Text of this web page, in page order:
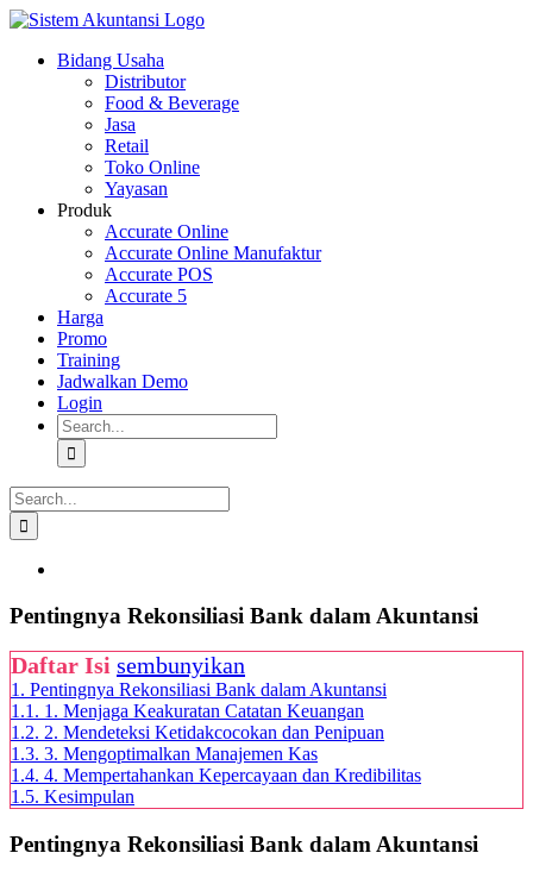
Skip
contentBidang Usaha
Distributor
Food & Beverage
Jasa
Retail
Toko Online
Yayasan
Produk
Accurate Online
Accurate Online Manufaktur
Accurate POS
Accurate 5
Harga
Promo
Training
Jadwalkan Demo
Login
Search
for:
Search
for:
Image
Pentingnya Rekonsiliasi Bank dalam Akuntansi
Daftar Isi sembunyikan
1. Pentingnya Rekonsiliasi Bank dalam Akuntansi
1.1. 1. Menjaga Keakuratan Catatan Keuangan
1.2. 2. Mendeteksi Ketidakcocokan dan Penipuan
1.3. 3. Mengoptimalkan Manajemen Kas
1.4. 4. Mempertahankan Kepercayaan dan Kredibilitas
1.5. Kesimpulan
Pentingnya Rekonsiliasi Bank dalam Akuntansi